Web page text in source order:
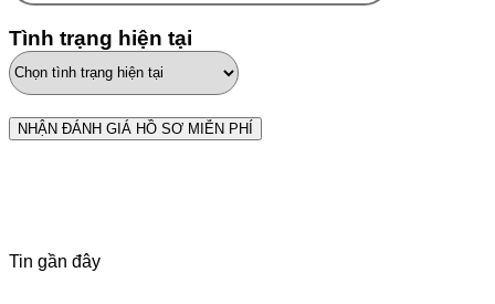
Tình trạng hiện tại
Tin gần đây